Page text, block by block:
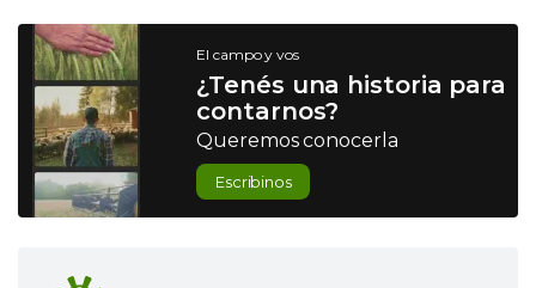
El campo y vos
¿Tenés una historia para
contarnos?
Queremos conocerla
Escribinos